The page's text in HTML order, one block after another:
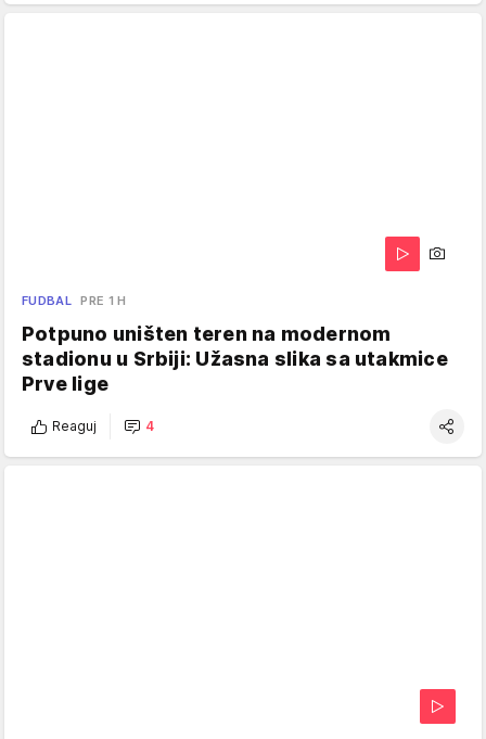
FUDBAL PRE 1 H
Potpuno uništen teren na modernom
stadionu u Srbiji: Užasna slika sa utakmice
Prve lige
Reaguj 4